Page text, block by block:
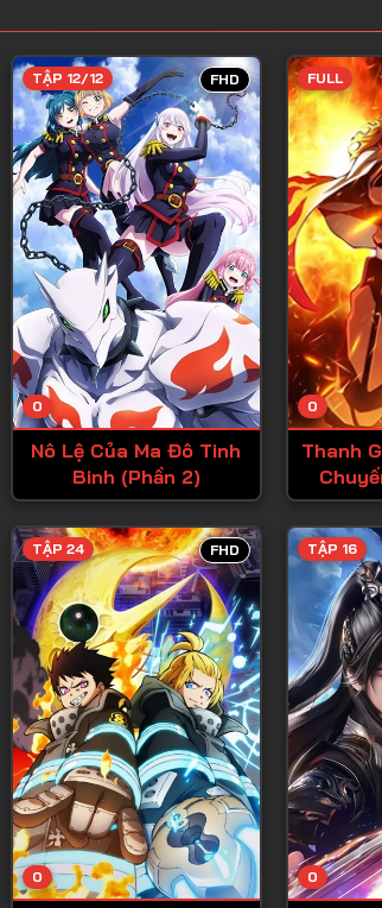
Tập 6
Tập 7
Tập 8
Tập 9
Tập 10
Tập 11
Tập 12
Tập 13
Tập 14
Tập 15
Tập 17
Tập 18
Tập 19
Tập 20
Tập 21
Tập 22
Tập 23
Tập 24
Tập 25
Tập 26
FHD
0
TẬP 12/12
Nô Lệ Của Ma Đô Tinh
Binh (Phần 2)
0
FULL
Thanh
FHD
0
TẬP 24
0
TẬP 16